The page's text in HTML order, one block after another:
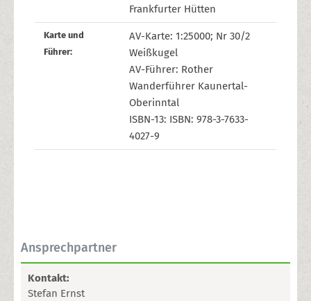
Frankfurter Hütten
Karte und
Führer:
AV-Karte: 1:25000; Nr 30/2
Weißkugel
AV-Führer: Rother
Wanderführer Kaunertal-
Oberinntal
ISBN-13: ISBN: 978-3-7633-
4027-9
Ansprechpartner
Kontakt:
Stefan Ernst